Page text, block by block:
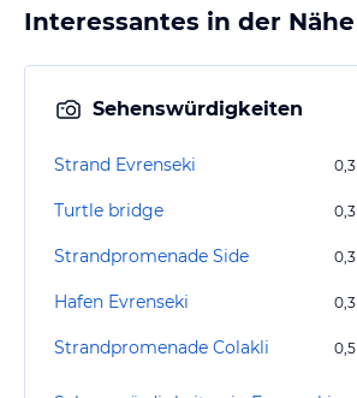
Interessantes in der Nähe
Sehenswürdigkeiten
Strand Evrenseki 0,3
Turtle bridge 0,3
Strandpromenade Side 0,3
Hafen Evrenseki 0,3
Strandpromenade Colakli 0,5